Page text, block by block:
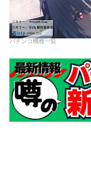
パチンコ機種一覧